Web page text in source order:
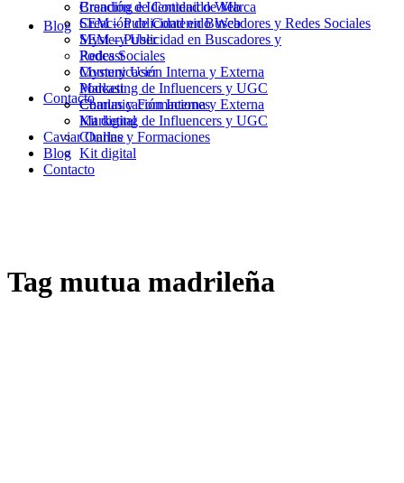
Branding e Identidad de Marca
Creación de Contenido Web
SEM – Publicidad en Buscadores y
Redes Sociales
Mystery User
Podcast
Comunicación Interna y Externa
Marketing de Influencers y UGC
Charlas y Formaciones
Kit digital
Blog
Contacto
Creación de Contenido Web
SEM – Publicidad en Buscadores y Redes Sociales
Mystery User
Podcast
Comunicación Interna y Externa
Marketing de Influencers y UGC
Charlas y Formaciones
Kit digital
Caviar Online
Blog
Contacto
Tag mutua madrileña